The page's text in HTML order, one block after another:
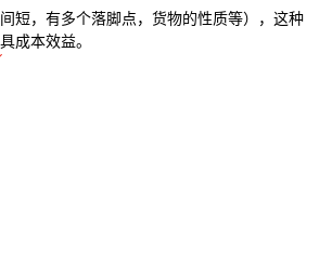
外国公司服务）
短，有多个落脚点，货物的性质等），这种
成本效益。